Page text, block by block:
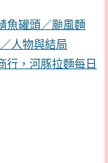
魚罐頭／颱風麵
人物與結局
行，河豚拉麵每日